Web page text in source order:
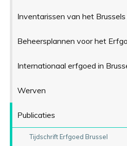
Inventarissen van het
Beheersplannen voor het
Internationaal erfgoed in
Werven
Publicaties
Tijdschrift Erfgoed Brussel